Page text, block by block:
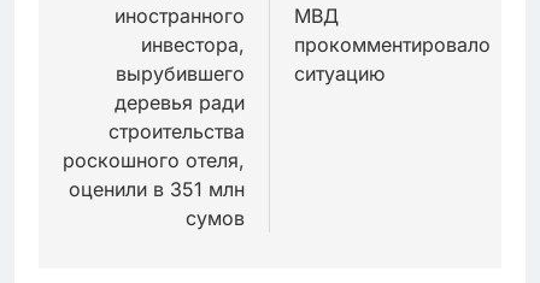
иностранного
инвестора,
вырубившего
деревья ради
строительства
роскошного отеля,
оценили в 351 млн
сумов
МВД
прокомментировало
ситуацию